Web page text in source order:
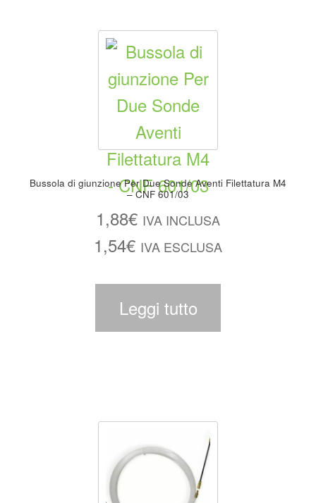
Bussola di giunzione Per Due Sonde Aventi Filettatura M4
– CNF 601/03
1,88€ IVA INCLUSA
1,54€ IVA ESCLUSA
Leggi tutto